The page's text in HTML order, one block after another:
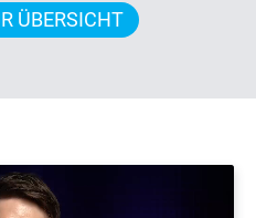
ÜBERSICHT